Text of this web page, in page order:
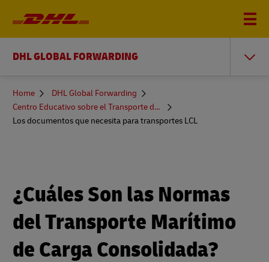
DHL GLOBAL FORWARDING
You
here
Home
DHL Global Forwarding
Centro Educativo sobre el Transporte de Mercancías
Los documentos que necesita para transportes LCL
¿Cuáles Son las Normas
del Transporte Marítimo
de Carga Consolidada?